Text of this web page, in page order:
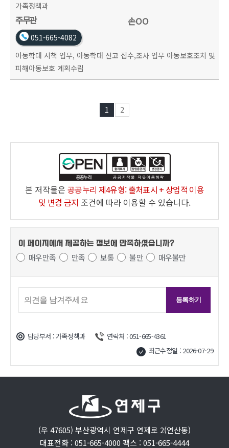
가족정책과
주무관 손OO
051-665-4082
아동학대 시책 업무, 아동학대 신고 접수,조사 업무 아동보호조치 및
피해아동보호 계획수립
1 2
본 저작물은 공공누리 제4유형: 출처표시 + 상업적 이용
및 변경 금지 조건에 따라 이용할 수 있습니다.
담당부서 : 가족정책과
연락처 : 051-665-4361
최근수정일 : 2026-07-29
이 페이지에서 제공하는 정보에 만족하셨습니까?
매우만족 만족 보통 불만 매우불만
(우 47605) 부산광역시 연제구 연제로 2(연산동)
대표전화 : 051-665-4000 팩스 : 051-665-4444